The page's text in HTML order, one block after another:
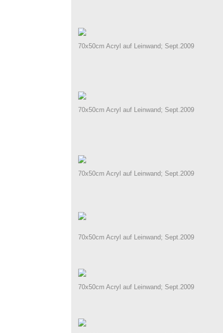
70x50cm Acryl auf Leinwand; Sept.2009
70x50cm Acryl auf Leinwand; Sept.2009
70x50cm Acryl auf Leinwand; Sept.2009
70x50cm Acryl auf Leinwand; Sept.2009
70x50cm Acryl auf Leinwand; Sept.2009